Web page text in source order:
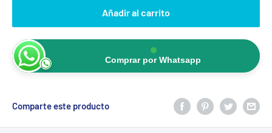
Añadir al carrito
Comprar por Whatsapp
Comparte este producto